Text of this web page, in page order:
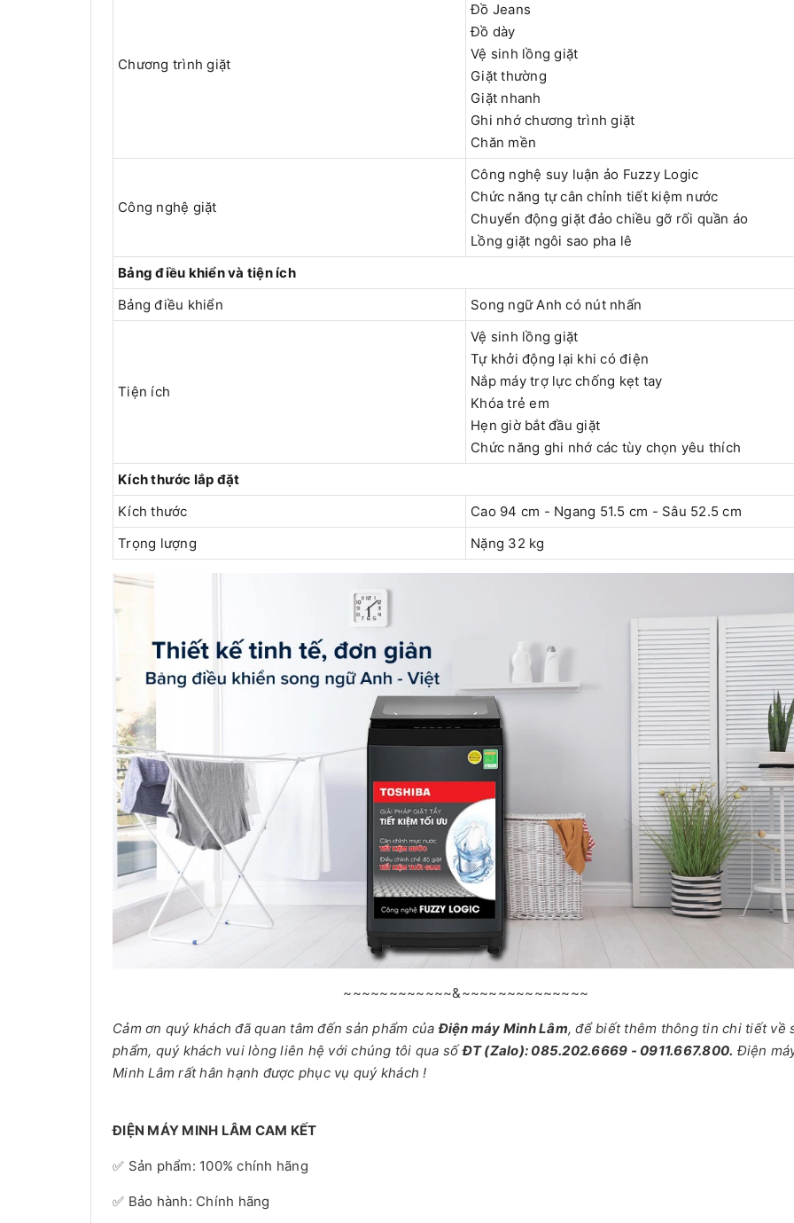
Chương trình giặt
Đồ Jeans
Đồ dày
Vệ sinh lồng giặt
Giặt thường
Giặt nhanh
Ghi nhớ chương trình giặt
Chăn mền
Công nghệ giặt
Công nghệ suy luận ảo Fuzzy Logic
Chức năng tự cân chỉnh tiết kiệm nước
Chuyển động giặt đảo chiều gỡ rối quần áo
Lồng giặt ngôi sao pha lê
Bảng điều khiển và tiện ích
Bảng điều khiển
Song ngữ Anh có nút nhấn
Tiện ích
Vệ sinh lồng giặt
Tự khởi động lại khi có điện
Nắp máy trợ lực chống kẹt tay
Khóa trẻ em
Hẹn giờ bắt đầu giặt
Chức năng ghi nhớ các tùy chọn yêu thích
Kích thước lắp đặt
Kích thước
Cao 94 cm - Ngang 51.5 cm - Sâu 52.5 cm
Trọng lượng
Nặng 32 kg
~~~~~~~~~~~~&~~~~~~~~~~~~~~
Cảm ơn quý khách đã quan tâm đến sản phẩm củaĐiện máy Minh Lâm, để biết thêm thông tin chi tiết về
phẩm, quý khách vui lòng liên hệ với chúng tôi qua sốĐT (Zalo): 085.202.6669 - 0911.667.800. Điện
Minh Lâm rất hân hạnh được phục vụ quý khách !
ĐIỆN MÁY MINH LÂM CAM KẾT
✅ Sản phẩm: 100% chính hãng
✅ Bảo hành: Chính hãng